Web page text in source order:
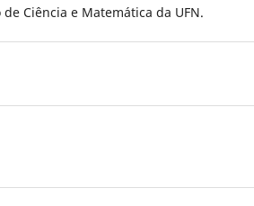
Ciência e Matemática da UFN.